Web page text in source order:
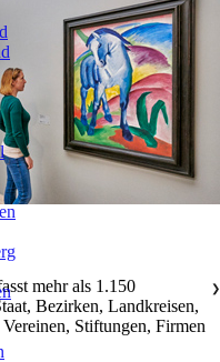
mehr als 1.150
Bezirken, Landkreisen,
Stiftungen, Firmen
❯